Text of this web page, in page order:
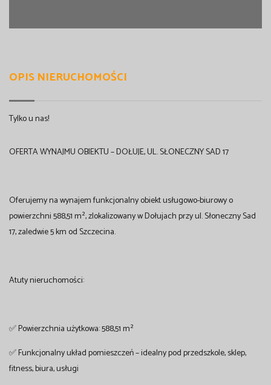
OPIS NIERUCHOMOŚCI
Tylko u nas!
OFERTA WYNAJMU OBIEKTU – DOŁUJE, UL. SŁONECZNY SAD 17
Oferujemy na wynajem funkcjonalny obiekt usługowo-biurowy o
powierzchni 588,51 m², zlokalizowany w Dołujach przy ul. Słoneczny Sad
17, zaledwie 5 km od Szczecina.
Atuty nieruchomości:
✅ Powierzchnia użytkowa: 588,51 m²
✅ Funkcjonalny układ pomieszczeń – idealny pod przedszkole, sklep,
fitness, biura, usługi